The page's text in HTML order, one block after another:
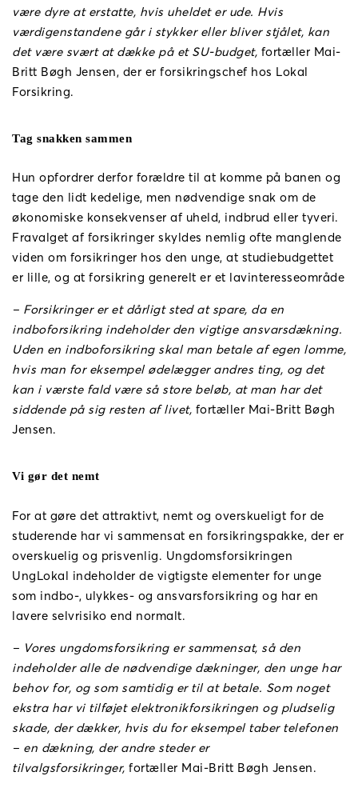
være dyre at erstatte, hvis uheldet er ude. Hvis
værdigenstandene går i stykker eller bliver stjålet, kan
det være svært at dække på et SU-budget, fortæller Mai-
Britt Bøgh Jensen, der er forsikringschef hos Lokal
Forsikring.
Tag snakken sammen
Hun opfordrer derfor forældre til at komme på banen og
tage den lidt kedelige, men nødvendige snak om de
økonomiske konsekvenser af uheld, indbrud eller tyveri.
Fravalget af forsikringer skyldes nemlig ofte manglende
viden om forsikringer hos den unge, at studiebudgettet
er lille, og at forsikring generelt er et lavinteresseområde
– Forsikringer er et dårligt sted at spare, da en
indboforsikring indeholder den vigtige ansvarsdækning.
Uden en indboforsikring skal man betale af egen lomme,
hvis man for eksempel ødelægger andres ting, og det
kan i værste fald være så store beløb, at man har det
siddende på sig resten af livet, fortæller Mai-Britt Bøgh
Jensen.
Vi gør det nemt
For at gøre det attraktivt, nemt og overskueligt for de
studerende har vi sammensat en forsikringspakke, der er
overskuelig og prisvenlig. Ungdomsforsikringen
UngLokal indeholder de vigtigste elementer for unge
som indbo-, ulykkes- og ansvarsforsikring og har en
lavere selvrisiko end normalt.
– Vores ungdomsforsikring er sammensat, så den
indeholder alle de nødvendige dækninger, den unge har
behov for, og som samtidig er til at betale. Som noget
ekstra har vi tilføjet elektronikforsikringen og pludselig
skade, der dækker, hvis du for eksempel taber telefonen
– en dækning, der andre steder er
tilvalgsforsikringer, fortæller Mai-Britt Bøgh Jensen.